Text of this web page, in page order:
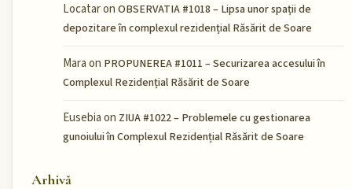
Locataron OBSERVATIA #1018 – Lipsa unor spații de
depozitare în complexul rezidențial Răsărit de Soare
Maraon PROPUNEREA #1011 – Securizarea accesului în
Complexul Rezidențial Răsărit de Soare
Eusebiaon ZIUA #1022 – Problemele cu gestionarea
gunoiului în Complexul Rezidențial Răsărit de Soare
Arhivă